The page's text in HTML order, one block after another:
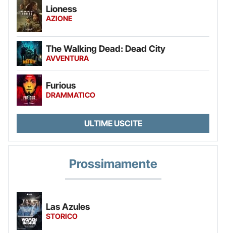
Lioness
AZIONE
The Walking Dead: Dead City
AVVENTURA
Furious
DRAMMATICO
ULTIME USCITE
Prossimamente
Las Azules
STORICO